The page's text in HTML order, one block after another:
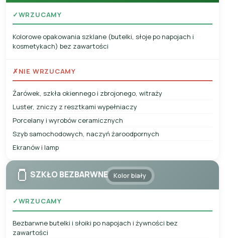
✓WRZUCAMY
Kolorowe opakowania szklane (butelki, słoje po napojach i
kosmetykach) bez zawartości
✗NIE WRZUCAMY
Żarówek, szkła okiennego i zbrojonego, witraży
Luster, zniczy z resztkami wypełniaczy
Porcelany i wyrobów ceramicznych
Szyb samochodowych, naczyń żaroodpornych
Ekranów i lamp
🫙 SZKŁO BEZBARWNE Kolor biały
✓WRZUCAMY
Bezbarwne butelki i słoiki po napojach i żywności bez
zawartości